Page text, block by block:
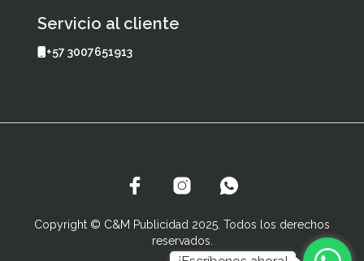
Servicio al cliente
+57 3007651913
Copyright © C&M Publicidad 2025. Todos los derechos
reservados.